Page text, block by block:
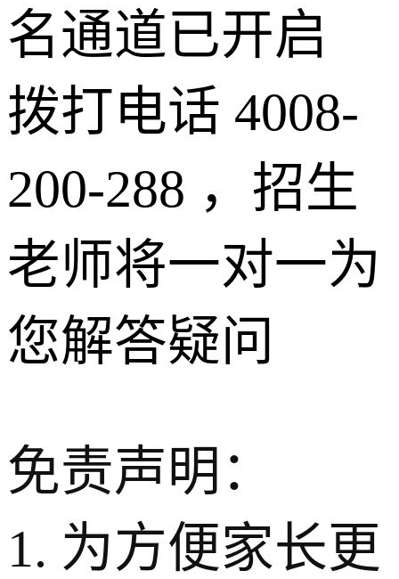
名通道已开启
拨打电话 4008-
200-288 ，招生
老师将一对一为
您解答疑问
免责声明：
1. 为方便家长更